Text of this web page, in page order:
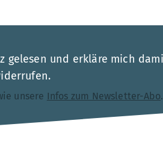
gelesen und erkläre mich
unsere Infos zum Newsletter-Abo.